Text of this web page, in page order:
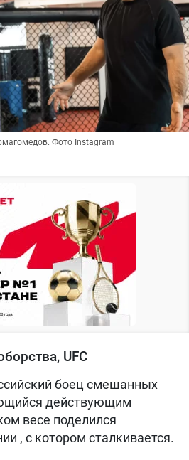
Фото Instagram
UFC
боец смешанных
действующим
весе поделился
, с котором сталкивается.